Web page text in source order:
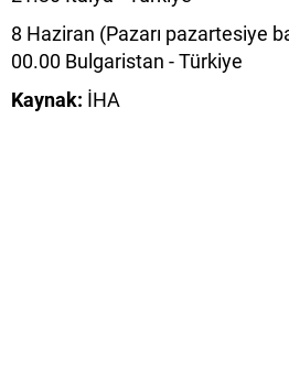
8 Haziran (Pazarı pazartesiye
00.00 Bulgaristan - Türkiye
Kaynak: İHA